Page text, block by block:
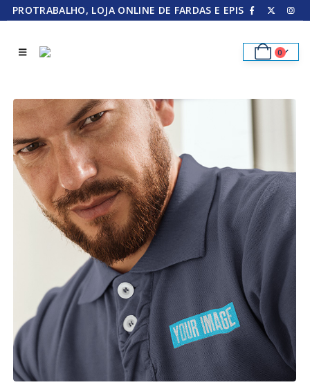
PROTRABALHO, LOJA ONLINE DE FARDAS E EPIS
0